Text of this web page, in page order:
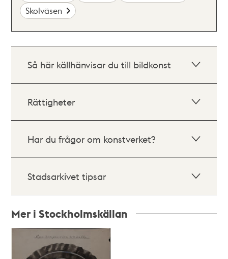
Skolväsen
Så här källhänvisar du till bildkonst
Rättigheter
Har du frågor om konstverket?
Stadsarkivet tipsar
Mer i Stockholmskällan
Relaterade